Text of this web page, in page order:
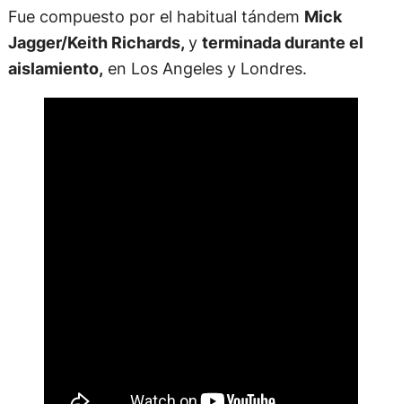
tiene todo el espíritu blusero del grupo y una letra